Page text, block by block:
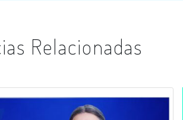
Relacionadas